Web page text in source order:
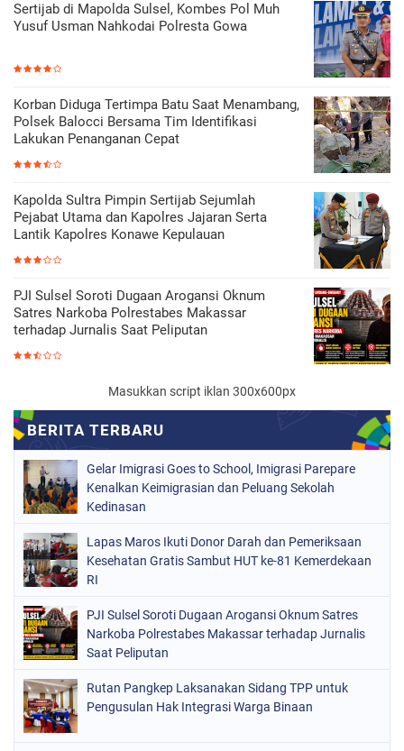
Sertijab di Mapolda Sulsel, Kombes Pol Muh
Yusuf Usman Nahkodai Polresta Gowa
Korban Diduga Tertimpa Batu Saat Menambang,
Polsek Balocci Bersama Tim Identifikasi
Lakukan Penanganan Cepat
Kapolda Sultra Pimpin Sertijab Sejumlah
Pejabat Utama dan Kapolres Jajaran Serta
Lantik Kapolres Konawe Kepulauan
PJI Sulsel Soroti Dugaan Arogansi Oknum
Satres Narkoba Polrestabes Makassar
terhadap Jurnalis Saat Peliputan
Masukkan script iklan 300x600px
Gelar Imigrasi Goes to School, Imigrasi Parepare
Kenalkan Keimigrasian dan Peluang Sekolah
Kedinasan
Lapas Maros Ikuti Donor Darah dan Pemeriksaan
Kesehatan Gratis Sambut HUT ke-81 Kemerdekaan
RI
PJI Sulsel Soroti Dugaan Arogansi Oknum Satres
Narkoba Polrestabes Makassar terhadap Jurnalis
Saat Peliputan
Rutan Pangkep Laksanakan Sidang TPP untuk
Pengusulan Hak Integrasi Warga Binaan